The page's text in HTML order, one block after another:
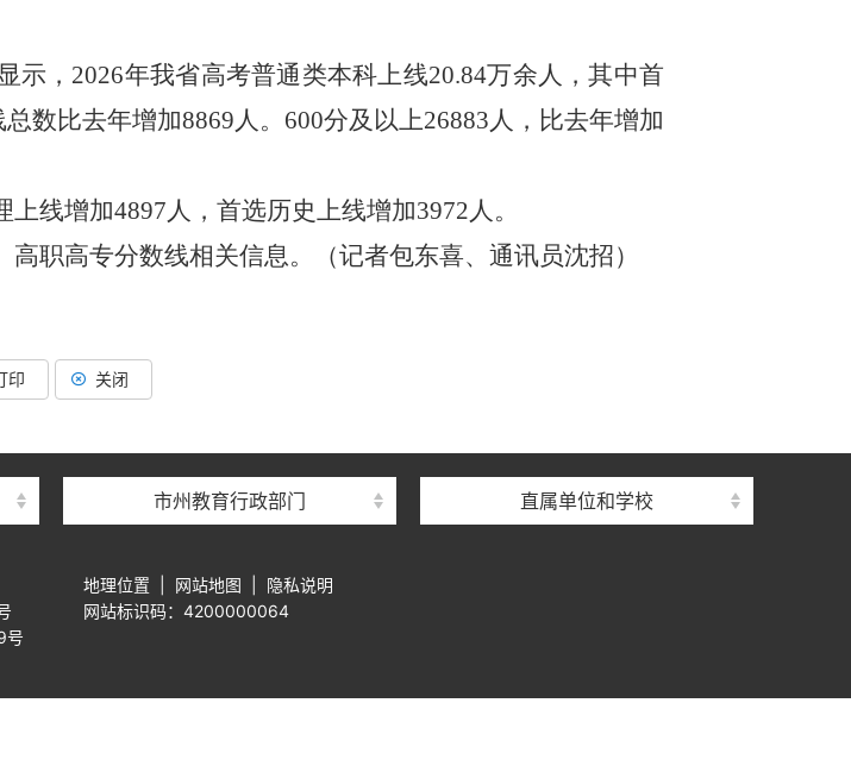
，2026年我省高考普通类本科上线20.84万余人，其中首
数比去年增加8869人。600分及以上26883人，比去年增加
线增加4897人，首选历史上线增加3972人。
职高专分数线相关信息。
（记者包东喜、通讯员沈招）
印 关闭
市州教育行政部门 直属单位和学校
号
地理位置 网站地图
隐私说明
网站标识码：4200000064